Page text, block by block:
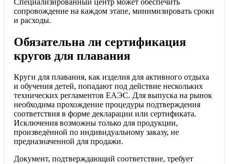
сопровождение на каждом этапе, минимизировать сроки
и расходы.
Обязательна ли сертификация
кругов для плавания
Круги для плавания, как изделия для активного отдыха
и обучения детей, попадают под действие нескольких
технических регламентов ЕАЭС. Для выпуска на рынок
необходима прохождение процедуры подтверждения
соответствия в форме декларации или сертификата.
Исключения возможны только для продукции,
произведённой по индивидуальному заказу, не
предназначенной для продажи.
Документ, подтверждающий соответствие, требует